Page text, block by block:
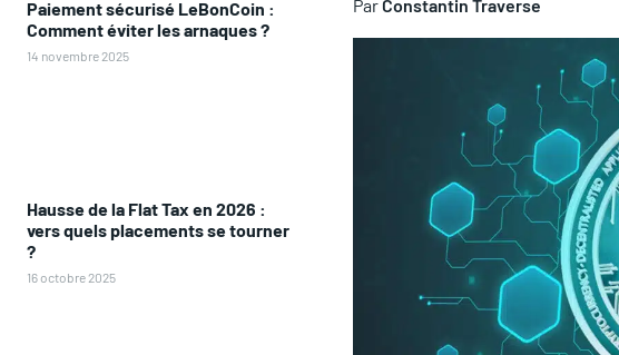
Paiement sécurisé LeBonCoin :
Comment éviter les arnaques ?
14 novembre 2025
Hausse de la Flat Tax en 2026 :
vers quels placements se tourner
?
16 octobre 2025
ParConstantin Traverse